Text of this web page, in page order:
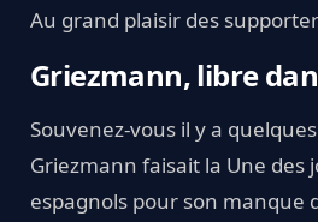
Au grand plaisir des
Griezmann, libre
Souvenez-vous il y a
Griezmann faisait la Une des
espagnols pour son manque